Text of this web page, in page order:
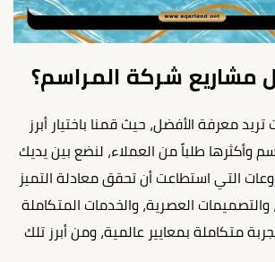
شركة المراسم؟
تريد معرفة الأفضل، حيث قمنا باختيار أبرز
وأكثرها طلباً من العملاء، لنضع بين يديك
التي استطاعت أن تحقق معادلة التميز
والتصميمات العصرية، والخدمات المتكاملة
متكاملة بمعايير عالمية، ومن أبرز تلك